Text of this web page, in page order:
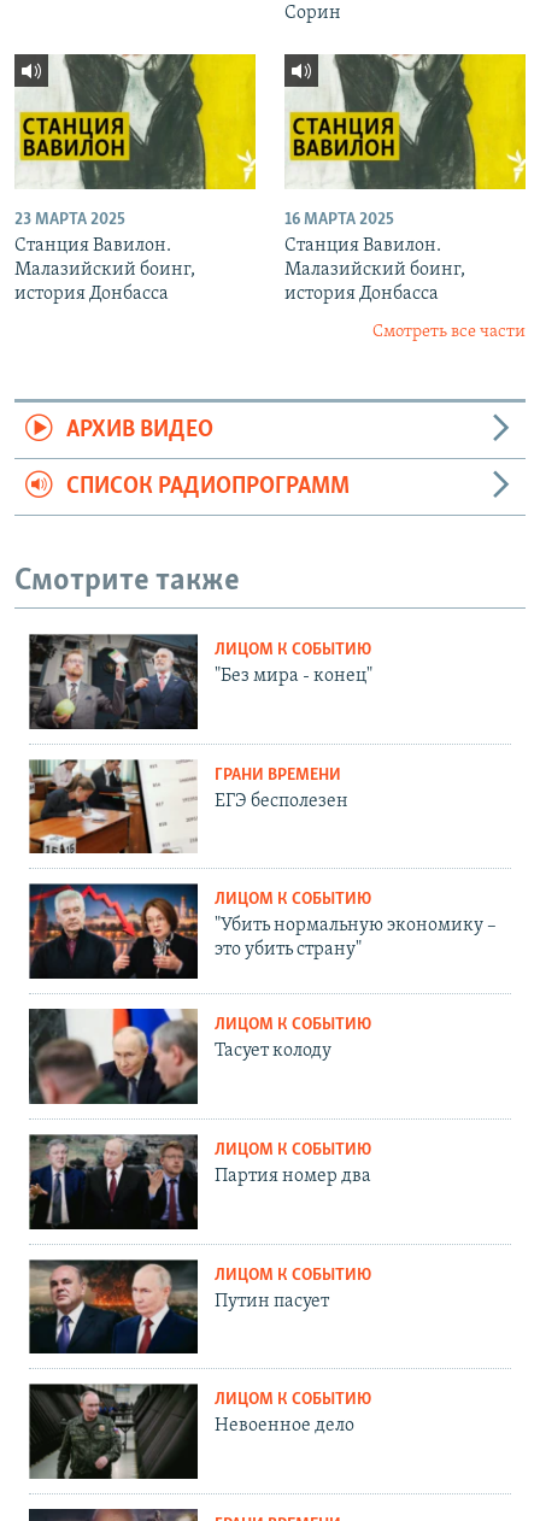
Сорин
23 МАРТА 2025
Станция Вавилон.
Малазийский боинг,
история Донбасса
16 МАРТА 2025
Станция Вавилон.
Малазийский боинг,
история Донбасса
Смотреть все части
АРХИВ ВИДЕО
СПИСОК РАДИОПРОГРАММ
Смотрите также
ЛИЦОМ К СОБЫТИЮ
"Без мира - конец"
ГРАНИ ВРЕМЕНИ
ЕГЭ бесполезен
ЛИЦОМ К СОБЫТИЮ
"Убить нормальную экономику –
это убить страну"
ЛИЦОМ К СОБЫТИЮ
Тасует колоду
ЛИЦОМ К СОБЫТИЮ
Партия номер два
ЛИЦОМ К СОБЫТИЮ
Путин пасует
ЛИЦОМ К СОБЫТИЮ
Невоенное дело